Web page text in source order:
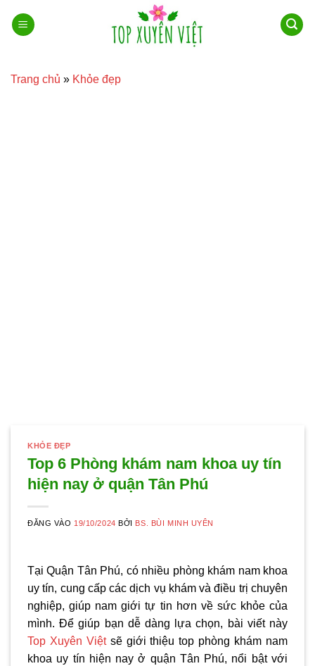
qua
Trang chủ » Khỏe đẹp
KHỎE ĐẸP
Top 6 Phòng khám nam khoa uy tín
hiện nay ở quận Tân Phú
ĐĂNG VÀO 19/10/2024 BỞI BS. BÙI MINH UYÊN
Tại Quận Tân Phú, có nhiều phòng khám nam khoa
uy tín, cung cấp các dịch vụ khám và điều trị chuyên
nghiệp, giúp nam giới tự tin hơn về sức khỏe của
mình. Để giúp bạn dễ dàng lựa chọn, bài viết này
Top Xuyên Việtsẽ giới thiệu top phòng khám nam
khoa uy tín hiện nay ở quận Tân Phú, nổi bật với